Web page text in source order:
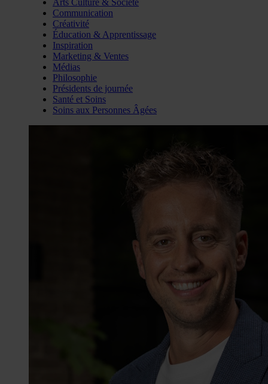
Communication
Créativité
Éducation & Apprentissage
Inspiration
Marketing & Ventes
Médias
Philosophie
Présidents de journée
Santé et Soins
Soins aux Personnes Âgées